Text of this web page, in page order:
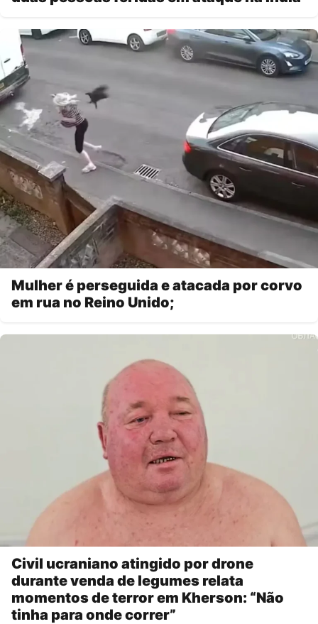
Mulher é perseguida e atacada por corvo
em rua no Reino Unido;
Civil ucraniano atingido por drone
durante venda de legumes relata
momentos de terror em Kherson: “Não
tinha para onde correr”